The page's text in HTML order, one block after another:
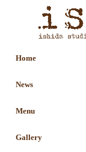
Home
News
Menu
Gallery